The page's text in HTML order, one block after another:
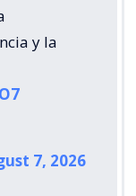
y la
7, 2026